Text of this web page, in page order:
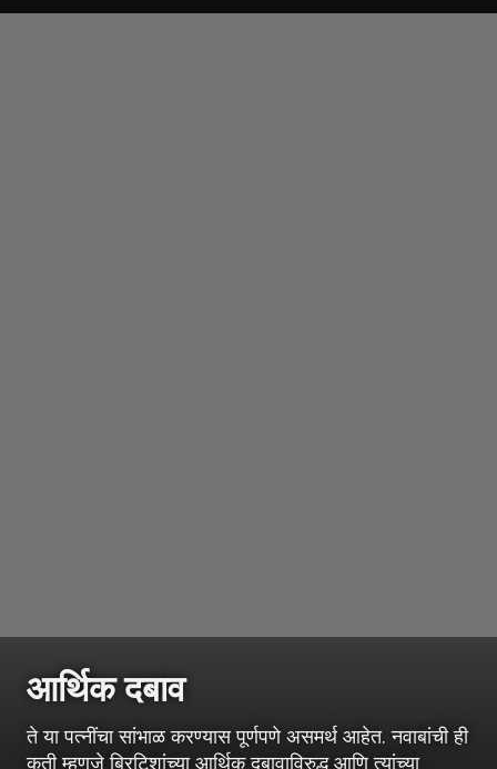
आर्थिक दबाव
ते या पत्नींचा सांभाळ करण्यास पूर्णपणे असमर्थ आहेत. नवाबांची ही
कृती म्हणजे ब्रिटिशांच्या आर्थिक दबावाविरुद्ध आणि त्यांच्या